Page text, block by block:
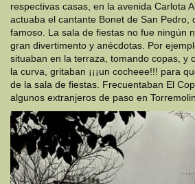
respectivas casas, en la avenida Carlota
actuaba el cantante Bonet de San Pedro,
famoso. La sala de fiestas no fue ningún
gran divertimento y anécdotas. Por
situaban en la terraza, tomando copas, y
la curva, gritaban ¡¡¡un cocheee!!! para
de la sala de fiestas. Frecuentaban El
algunos extranjeros de paso en